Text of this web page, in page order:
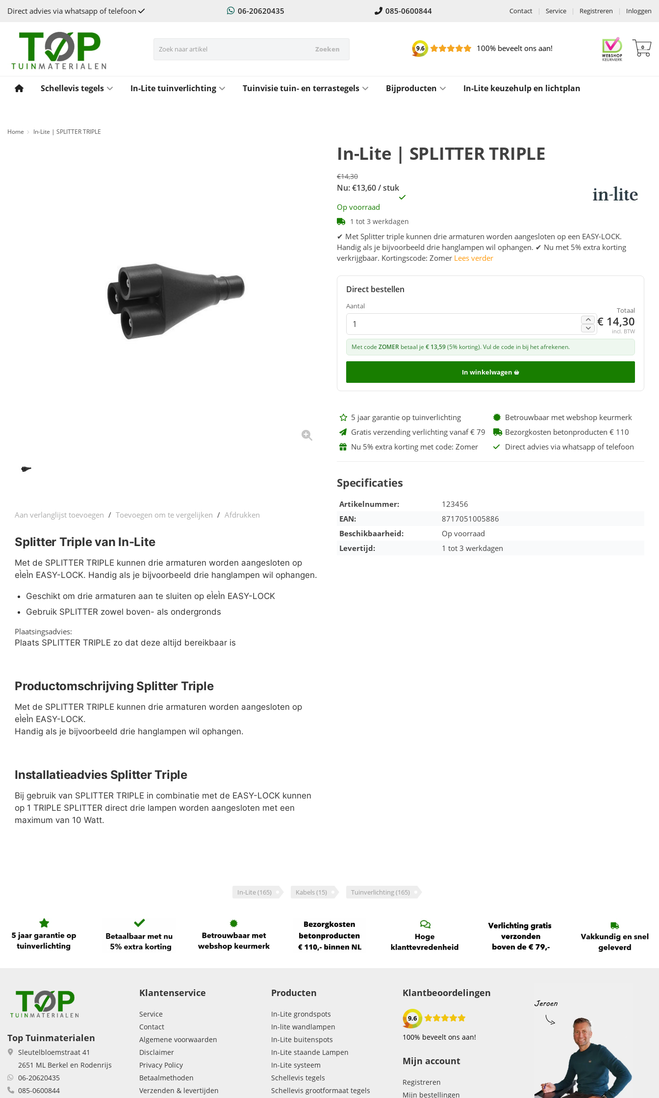
Met kortingscode: Zomer
Direct advies via whatsapp of telefoon 06-20620435 085-0600844 Inloggen
|
Registreren
|
Service
|
Contact
Zoeken 9.6 100% beveelt ons aan! 0
Schellevis tegels In-Lite tuinverlichting Tuinvisie tuin- en terrastegels Bijproducten In-Lite keuzehulp en lichtplan
Home In-Lite | SPLITTER TRIPLE
Aan verlanglijst toevoegen / Toevoegen om te vergelijken / Afdrukken
Splitter Triple van In-Lite
Met de SPLITTER TRIPLE kunnen drie armaturen worden aangesloten op
eÌeÌn EASY-LOCK. Handig als je bijvoorbeeld drie hanglampen wil ophangen.
Geschikt om drie armaturen aan te sluiten op eÌeÌn EASY-LOCK
Gebruik SPLITTER zowel boven- als ondergronds
Plaatsingsadvies:
Plaats SPLITTER TRIPLE zo dat deze altijd bereikbaar is
Productomschrijving Splitter Triple
Met de SPLITTER TRIPLE kunnen drie armaturen worden aangesloten op
eÌeÌn EASY-LOCK.
Handig als je bijvoorbeeld drie hanglampen wil ophangen.
Installatieadvies Splitter Triple
Bij gebruik van SPLITTER TRIPLE in combinatie met de EASY-LOCK kunnen
op 1 TRIPLE SPLITTER direct drie lampen worden aangesloten met een
maximum van 10 Watt.
In-Lite | SPLITTER TRIPLE
€14,30
Nu: €13,60 / stuk
Op voorraad
1 tot 3 werkdagen
✔ Met Splitter triple kunnen drie armaturen worden aangesloten op een EASY-LOCK.
Handig als je bijvoorbeeld drie hanglampen wil ophangen. ✔ Nu met 5% extra korting
verkrijgbaar. Kortingscode: Zomer Lees verder
Direct bestellen
Aantal Totaal
€ 14,30
incl. BTW
Met code ZOMER betaal je € 13,59(5% korting). Vul de code in bij het afrekenen.
In winkelwagen
5 jaar garantie op tuinverlichting
Betrouwbaar met webshop keurmerk
Gratis verzending verlichting vanaf € 79
Bezorgkosten betonproducten € 110
Nu 5% extra korting met code: Zomer
Direct advies via whatsapp of telefoon
Specificaties
Artikelnummer:
123456
EAN:
8717051005886
Beschikbaarheid:
Op voorraad
Levertijd:
1 tot 3 werkdagen
In-Lite(165) Kabels(15) Tuinverlichting(165)
Top Tuinmaterialen
Sleutelbloemstraat 41
2651 ML Berkel en Rodenrijs
06-20620435
085-0600844
Klantenservice
Service
Contact
Algemene voorwaarden
Disclaimer
Privacy Policy
Betaalmethoden
Verzenden & levertijden
Producten
In-Lite grondspots
In-lite wandlampen
In-Lite buitenspots
In-Lite staande Lampen
In-Lite systeem
Schellevis tegels
Schellevis grootformaat tegels
Klantbeoordelingen
9.6
100% beveelt ons aan!
Mijn account
Registreren
Mijn bestellingen